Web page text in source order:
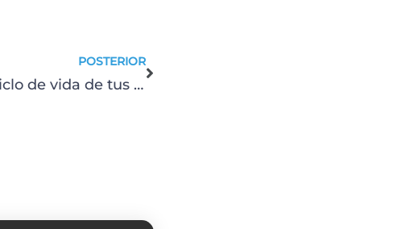
POSTERIOR
Cómo optimizar el ciclo de vida de tus activos industriales